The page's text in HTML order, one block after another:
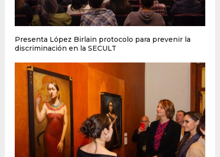
Presenta López Birlain protocolo para prevenir la
discriminación en la SECULT